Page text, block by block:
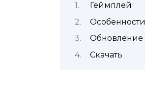
Геймплей
Особенности
Обновление
Скачать